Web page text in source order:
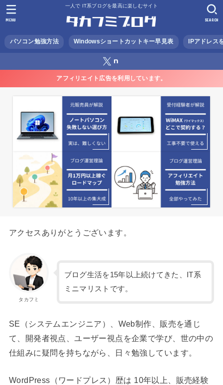
一人で IT系ブログを最高に楽しむサイト
パソコン勉強方法 Windowsショートカットキー早見表 IPアドレス
SEARCH
MENU
アフィリエイト広告を利用しています。
アクセスありがとうございます。
タカフミ
ブログ生活を15年以上続けてきた、IT系
ミニマリストです。
SE（システムエンジニア）、Web制作、販売を通じ
て、開発者視点、ユーザー視点を企業で学び、世の中の
仕組みに疑問を持ちながら、日々勉強しています。
WordPress（ワードプレス）歴は 10年以上、販売経験